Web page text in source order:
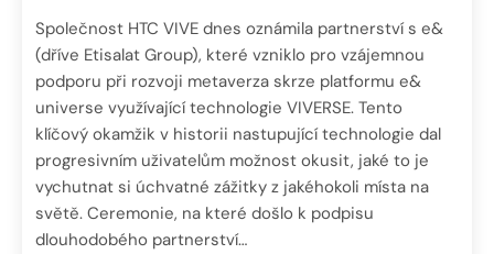
Společnost HTC VIVE dnes oznámila partnerství s e&
(dříve Etisalat Group), které vzniklo pro vzájemnou
podporu při rozvoji metaverza skrze platformu e&
universe využívající technologie VIVERSE. Tento
klíčový okamžik v historii nastupující technologie dal
progresivním uživatelům možnost okusit, jaké to je
vychutnat si úchvatné zážitky z jakéhokoli místa na
světě. Ceremonie, na které došlo k podpisu
dlouhodobého partnerství…